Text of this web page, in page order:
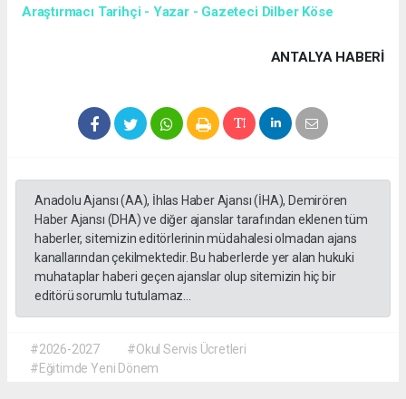
Araştırmacı Tarihçi - Yazar - Gazeteci Dilber Köse
ANTALYA HABERİ
Anadolu Ajansı (AA), İhlas Haber Ajansı (İHA), Demirören
Haber Ajansı (DHA) ve diğer ajanslar tarafından eklenen tüm
haberler, sitemizin editörlerinin müdahalesi olmadan ajans
kanallarından çekilmektedir. Bu haberlerde yer alan hukuki
muhataplar haberi geçen ajanslar olup sitemizin hiç bir
editörü sorumlu tutulamaz...
#2026-2027
#Okul Servis Ücretleri
#Eğitimde Yeni Dönem